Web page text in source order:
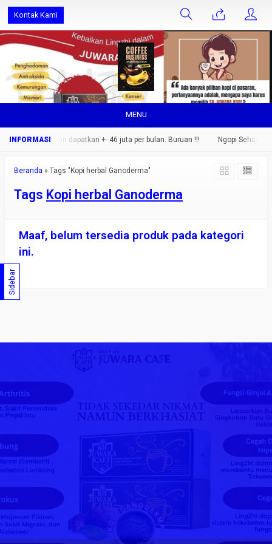
Kontak Kami
MENU
saja.. setahun dapatkan +- 46 juta per bulan. Buruan !!! Ngopi Sehat
Beranda » Tags "Kopi herbal Ganoderma"
Tags Kopi herbal Ganoderma
Maaf, belum tersedia produk pada kategori
ini.
Sidebar